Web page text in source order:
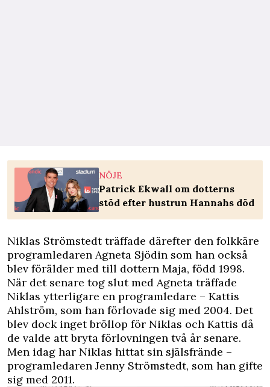
NÖJE
Patrick Ekwall om dotterns
stöd efter hustrun Hannahs död
Niklas Strömstedt träffade därefter den folkkäre
programledaren Agneta Sjödin som han också
blev förälder med till dottern Maja, född 1998.
När det senare tog slut med Agneta träffade
Niklas ytterligare en programledare – Kattis
Ahlström, som han förlovade sig med 2004. Det
blev dock inget bröllop för Niklas och Kattis då
de valde att bryta förlovningen två år senare.
Men idag har Niklas hittat sin själsfrände –
programledaren Jenny Strömstedt, som han gifte
sig med 2011.